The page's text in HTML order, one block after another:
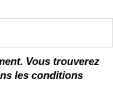
Vous trouverez
les conditions